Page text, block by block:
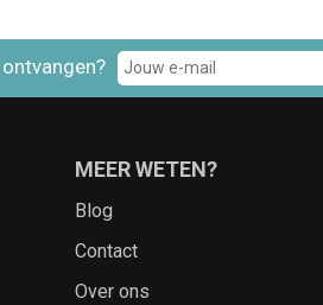
MEER WETEN?
Blog
Contact
Over ons